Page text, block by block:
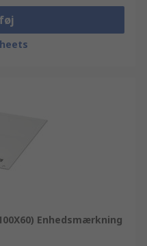
Enhedsmærkning